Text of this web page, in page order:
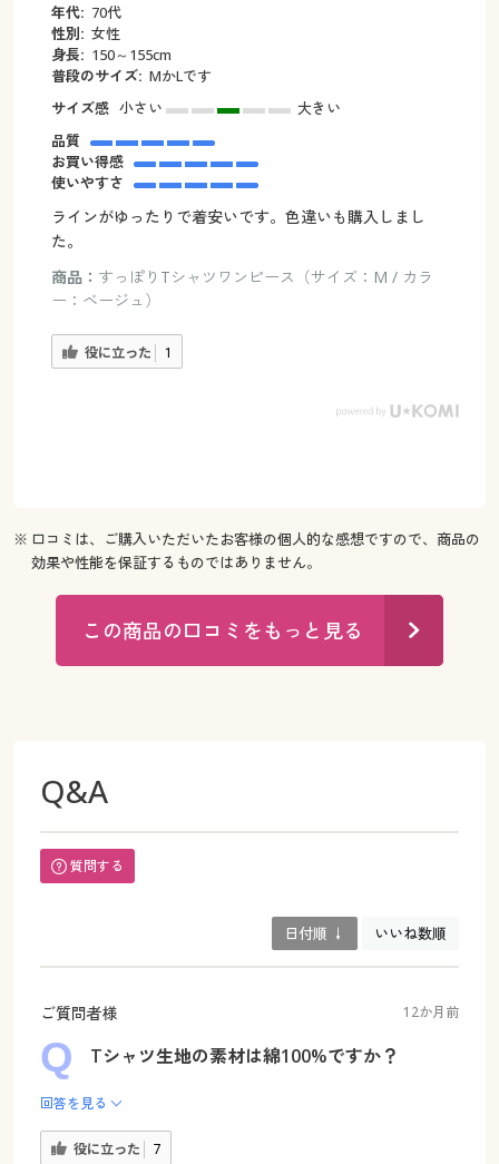
年代: 70代
性別: 女性
身長: 150～155cm
普段のサイズ: MかLです
サイズ感 小さい
大きい
品質
お買い得感
使いやすさ
ラインがゆったりで着安いです。色違いも購入しまし
た。
商品： すっぽりTシャツワンピース（サイズ：M / カラ
ー：ベージュ）
役に立った 1
※ 口コミは、ご購入いただいたお客様の個人的な感想ですので、商品の
効果や性能を保証するものではありません。
この商品の口コミをもっと見る
Q&A
質問する
日付順 ↓ いいね数順
ご質問者様 12か月前
Tシャツ生地の素材は綿100%ですか？
回答を見る
役に立った 7